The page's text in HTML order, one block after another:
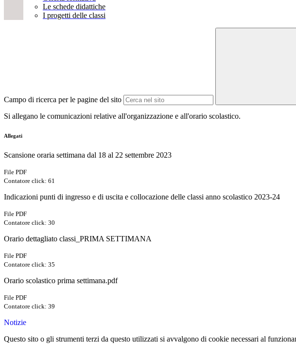
Le schede didattiche
I progetti delle classi
Campo di ricerca per le pagine del sito
Si allegano le comunicazioni relative all'organizzazione e all'orario scolastico.
Allegati
Scansione oraria settimana dal 18 al 22 settembre 2023
File PDF
Contatore click: 61
Indicazioni punti di ingresso e di uscita e collocazione delle classi anno scolastico 2023-24
File PDF
Contatore click: 30
Orario dettagliato classi_PRIMA SETTIMANA
File PDF
Contatore click: 35
Orario scolastico prima settimana.pdf
File PDF
Contatore click: 39
Notizie
Questo sito o gli strumenti terzi da questo utilizzati si avvalgono di cookie necessari al